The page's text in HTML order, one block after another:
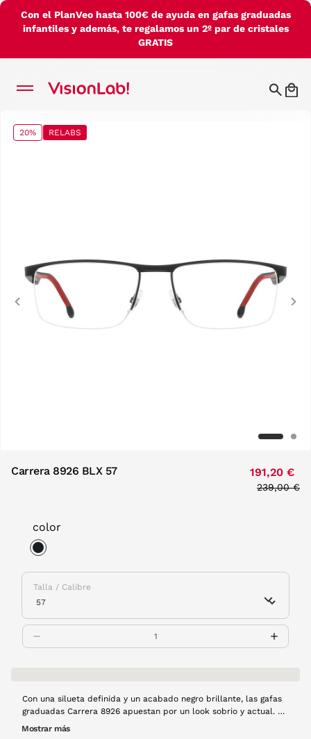
Con el PlanVeo hasta 100€ de ayuda en gafas graduadas
infantiles y además, te regalamos un 2º par de cristales
GRATIS
20% RELABS
Previous
Carrera 8926 BLX 57 191,20 €
Price
239,00 €
color
Talla / Calibre
Con una silueta definida y un acabado negro brillante, las gafas
graduadas Carrera 8926 apuestan por un look sobrio y actual. Su
diseño en metal y con la parte inferior sin montura ofrece mucha
Mostrar más